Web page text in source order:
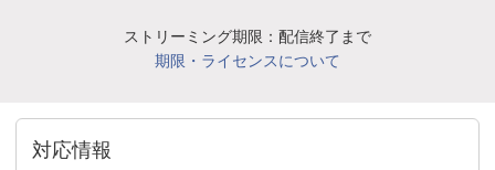
ストリーミング期限：配信終了まで
期限・ライセンスについて
対応情報